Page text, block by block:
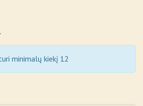
minimalų kiekį 12